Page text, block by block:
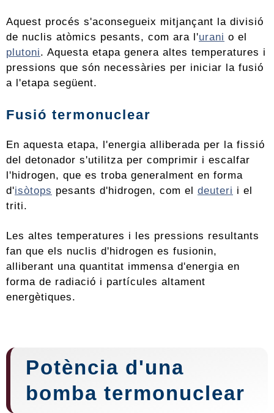
Aquest procés s'aconsegueix mitjançant la divisió
de nuclis atòmics pesants, com ara l'urani o el
plutoni. Aquesta etapa genera altes temperatures i
pressions que són necessàries per iniciar la fusió
a l'etapa següent.
Fusió termonuclear
En aquesta etapa, l'energia alliberada per la fissió
del detonador s'utilitza per comprimir i escalfar
l'hidrogen, que es troba generalment en forma
d'isòtops pesants d'hidrogen, com el deuteri i el
triti.
Les altes temperatures i les pressions resultants
fan que els nuclis d'hidrogen es fusionin,
alliberant una quantitat immensa d'energia en
forma de radiació i partícules altament
energètiques.
Potència d'una
bomba termonuclear